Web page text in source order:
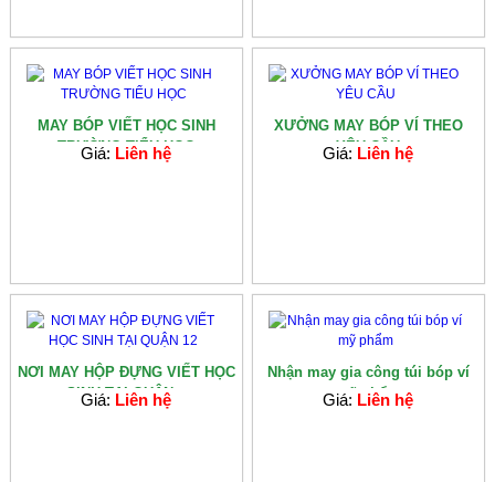
MAY BÓP VIẾT HỌC SINH
TRƯỜNG TIỂU HỌC
Giá: Liên hệ
XƯỞNG MAY BÓP VÍ THEO
YÊU CẦU
Giá: Liên hệ
NƠI MAY HỘP ĐỰNG VIẾT HỌC
SINH TẠI QUẬN...
Giá: Liên hệ
Nhận may gia công túi bóp ví
mỹ phẩm
Giá: Liên hệ